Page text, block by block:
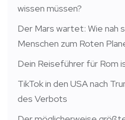
wissen müssen?
Der Mars wartet: Wie nah
Menschen zum Roten
Dein Reiseführer für Rom
TikTok in den USA nach
des Verbots